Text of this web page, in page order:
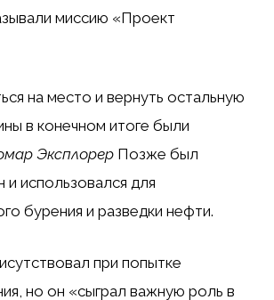
миссию «Проект
на место и вернуть остальную
в конечном итоге были
Эксплорер Позже был
и использовался для
бурения и разведки нефти.
при попытке
но он «сыграл важную роль в